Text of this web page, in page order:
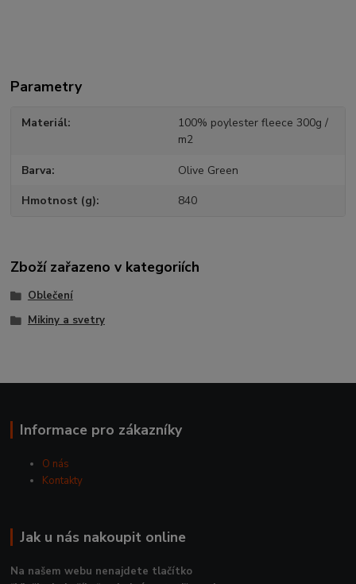
Parametry
Materiál
100% poylester fleece 300g /
m2
Barva Olive Green
Hmotnost (g) 840
Zboží zařazeno v kategoriích
Oblečení
Mikiny a svetry
Informace pro zákazníky
O nás
Kontakty
Jak u nás nakoupit online
Na našem webu nenajdete tlačítko